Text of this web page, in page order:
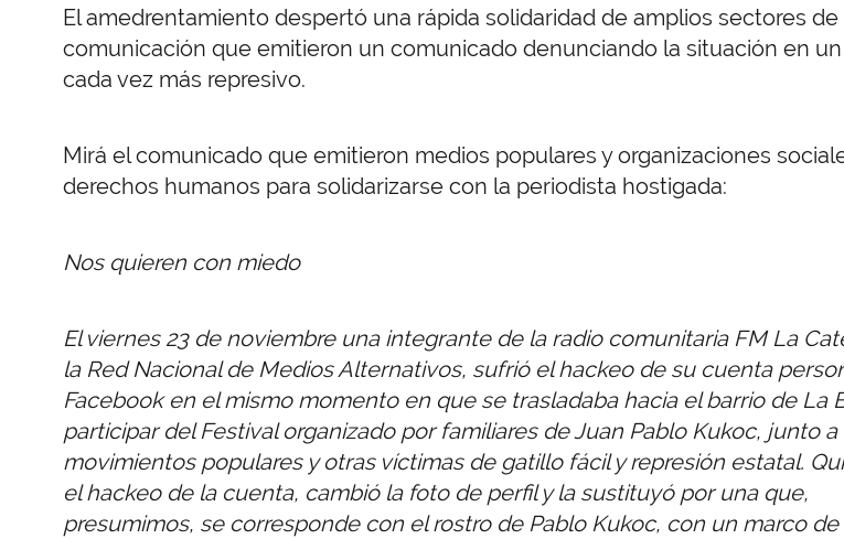
El amedrentamiento despertó una rápida solidaridad de amplios sectores de
comunicación que emitieron un comunicado denunciando la situación en
cada vez más represivo.
Mirá el comunicado que emitieron medios populares y organizaciones
derechos humanos para solidarizarse con la periodista hostigada:
Nos quieren con miedo
El viernes 23 de noviembre una integrante de la radio comunitaria FM La
la Red Nacional de Medios Alternativos, sufrió el hackeo de su cuenta
Facebook en el mismo momento en que se trasladaba hacia el barrio de La
participar del Festival organizado por familiares de Juan Pablo Kukoc, junto a
movimientos populares y otras víctimas de gatillo fácil y represión estatal.
el hackeo de la cuenta, cambió la foto de perfil y la sustituyó por una que,
presumimos, se corresponde con el rostro de Pablo Kukoc, con un marco